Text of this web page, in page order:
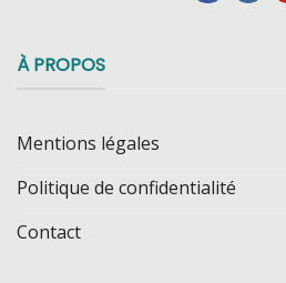
À PROPOS
Mentions légales
Politique de confidentialité
Contact